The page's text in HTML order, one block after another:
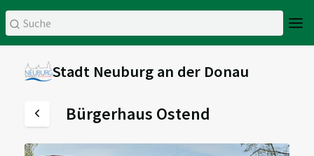
Stadt Neuburg an der Donau
Bürgerhaus Ostend